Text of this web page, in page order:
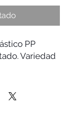
PP
Variedad